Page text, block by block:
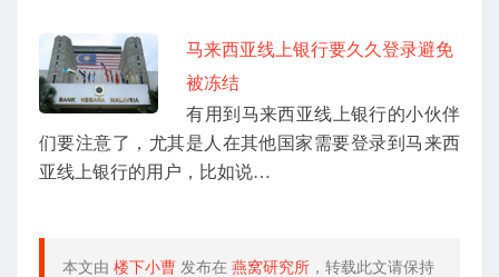
马来西亚线上银行要久久登录避免
被冻结
有用到马来西亚线上银行的小伙伴
们要注意了，尤其是人在其他国家需要登录到马来西
亚线上银行的用户，比如说…
本文由 楼下小曹 发布在 燕窝研究所 ，转载此文请保持